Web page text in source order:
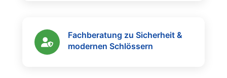
Fachberatung zu Sicherheit &
modernen Schlössern